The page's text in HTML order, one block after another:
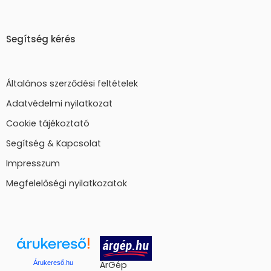
Segítség kérés
Általános szerződési feltételek
Adatvédelmi nyilatkozat
Cookie tájékoztató
Segítség & Kapcsolat
Impresszum
Megfelelőségi nyilatkozatok
Árukereső.hu ÁrGép